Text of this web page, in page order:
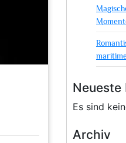
Neueste
Es sind
Archiv